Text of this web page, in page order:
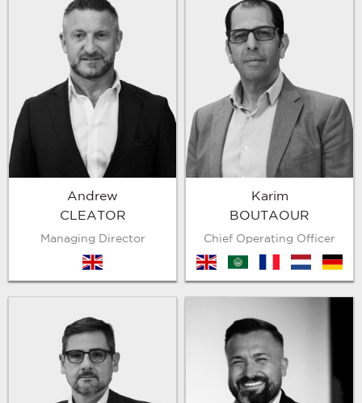
Andrew
CLEATOR
Managing Director
en
Karim
BOUTAOUR
Chief Operating Officer
en arb nl de